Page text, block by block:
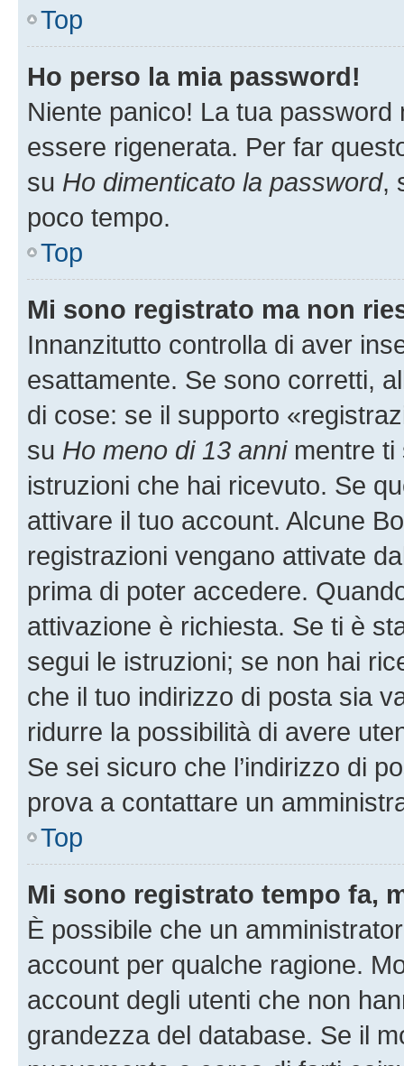
Top
Ho perso la mia password!
Niente panico! La tua
essere rigenerata. Per far
su Ho dimenticato la password,
poco tempo.
Top
Mi sono registrato ma non
Innanzitutto controlla di aver
esattamente. Se sono corretti,
di cose: se il supporto
su Ho meno di 13 annimentre ti
istruzioni che hai ricevuto. Se
attivare il tuo account. Alcune
registrazioni vengano attivate
prima di poter accedere.
attivazione è richiesta. Se ti è
segui le istruzioni; se non hai
che il tuo indirizzo di posta sia
ridurre la possibilità di avere
Se sei sicuro che l’indirizzo di
prova a contattare un
Top
Mi sono registrato tempo fa,
È possibile che un
account per qualche ragione.
account degli utenti che non
grandezza del database. Se il